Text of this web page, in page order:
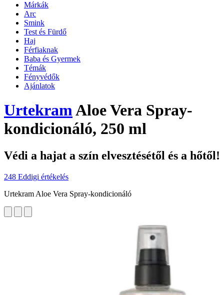
Márkák
Arc
Smink
Test és Fürdő
Haj
Férfiaknak
Baba és Gyermek
Témák
Fényvédők
Ajánlatok
UrtekramAloe Vera Spray-
kondicionáló, 250 ml
Védi a hajat a szín elvesztésétől és a hőtől!
248 Eddigi értékelés
Urtekram Aloe Vera Spray-kondicionáló